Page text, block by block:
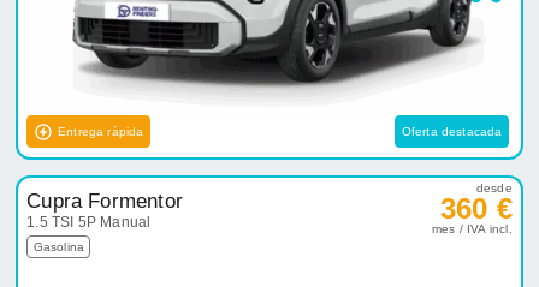
Entrega rápida Oferta destacada
Cupra Formentor
1.5 TSI 5P Manual
Gasolina
desde
360 €
mes / IVA incl.